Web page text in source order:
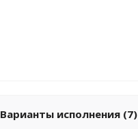
Варианты исполнения (7)